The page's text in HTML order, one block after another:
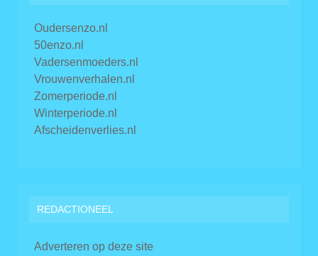
Oudersenzo.nl
50enzo.nl
Vadersenmoeders.nl
Vrouwenverhalen.nl
Zomerperiode.nl
Winterperiode.nl
Afscheidenverlies.nl
REDACTIONEEL
Adverteren op deze site